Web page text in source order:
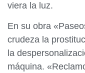
viera la luz.
En su obra
crudeza la
la
máquina.